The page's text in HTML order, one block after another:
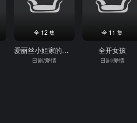
全 12 集
爱丽丝小姐家的地炉旁边
日剧/爱情
全 11 集
全开女孩
日剧/爱情